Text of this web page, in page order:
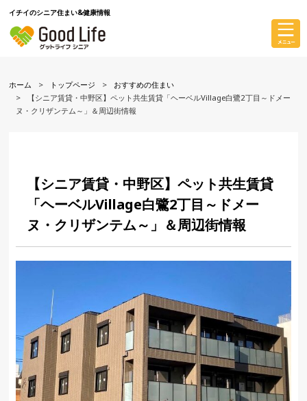
イチイのシニア住まい&健康情報
ホーム トップページ
おすすめの住まい
【シニア賃貸・中野区】ペット共生賃貸「ヘーベルVillage白鷺2丁目～ドメー
ヌ・クリザンテム～」＆周辺街情報
【シニア賃貸・中野区】ペット共生賃貸
「ヘーベルVillage白鷺2丁目～ドメー
ヌ・クリザンテム～」＆周辺街情報